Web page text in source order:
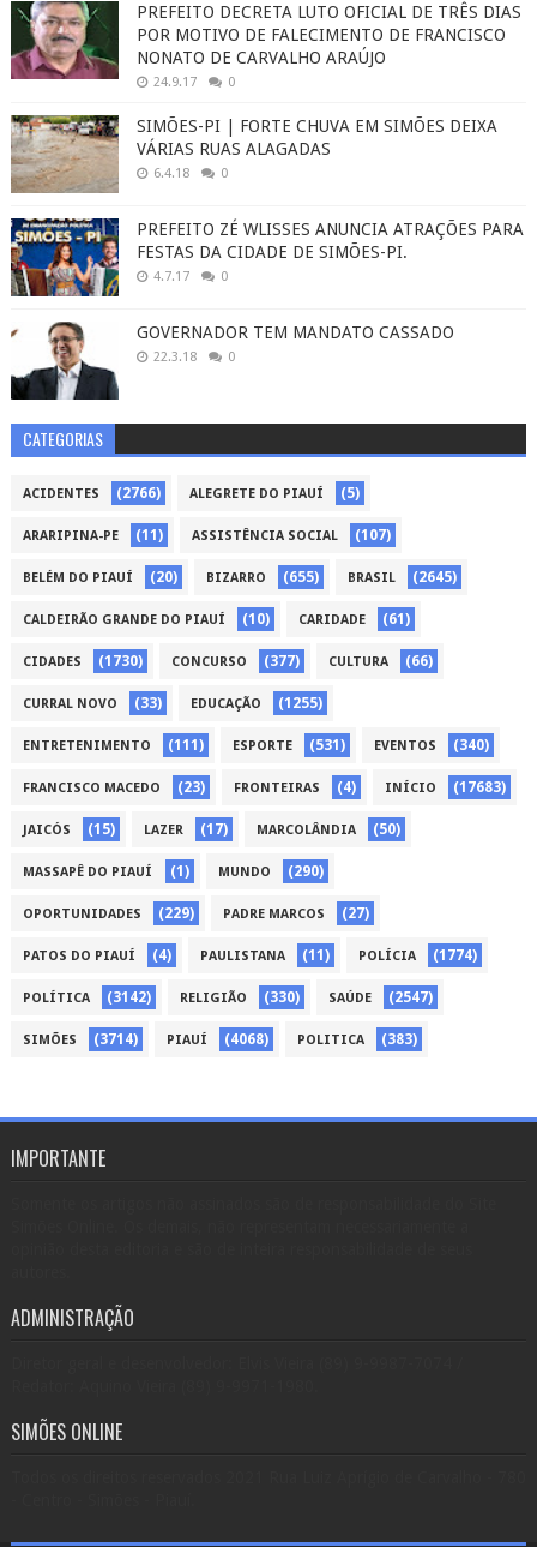
PREFEITO DECRETA LUTO OFICIAL DE TRÊS DIAS
POR MOTIVO DE FALECIMENTO DE FRANCISCO
NONATO DE CARVALHO ARAÚJO
24.9.17 0
SIMÕES-PI | FORTE CHUVA EM SIMÕES DEIXA
VÁRIAS RUAS ALAGADAS
6.4.18 0
PREFEITO ZÉ WLISSES ANUNCIA ATRAÇÕES PARA
FESTAS DA CIDADE DE SIMÕES-PI.
4.7.17 0
GOVERNADOR TEM MANDATO CASSADO
22.3.18 0
CATEGORIAS
ACIDENTES (2766) ALEGRETE DO PIAUÍ (5)
ARARIPINA-PE (11) ASSISTÊNCIA SOCIAL (107)
BELÉM DO PIAUÍ (20) BIZARRO (655) BRASIL (2645)
CALDEIRÃO GRANDE DO PIAUÍ (10) CARIDADE (61)
CIDADES (1730) CONCURSO (377) CULTURA (66)
CURRAL NOVO (33) EDUCAÇÃO (1255)
ENTRETENIMENTO (111) ESPORTE (531) EVENTOS (340)
FRANCISCO MACEDO (23) FRONTEIRAS (4) INÍCIO (17683)
JAICÓS (15) LAZER (17) MARCOLÂNDIA (50)
MASSAPÊ DO PIAUÍ (1) MUNDO (290)
OPORTUNIDADES (229) PADRE MARCOS (27)
PATOS DO PIAUÍ (4) PAULISTANA (11) POLÍCIA (1774)
POLÍTICA (3142) RELIGIÃO (330) SAÚDE (2547)
SIMÕES (3714) PIAUÍ (4068) POLITICA (383)
IMPORTANTE
ADMINISTRAÇÃO
SIMÕES ONLINE